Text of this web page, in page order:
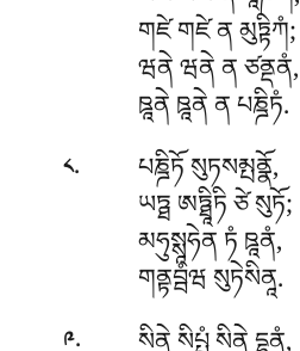
གཛེ གཛེ ན མུཏྟིཀཾ;
ཝནེ ཝནེ ན ཙནྡནཾ,
ཋཱནེ ཋཱནེ ན པཎྜིཏཾ.
༨. པཎྜིཏོ སུཏསམྤནྣོ,
ཡཏྠ ཨཏྠཱིཏི ཙེ སུཏོ;
མཧུསྶཱཧེནཏཾ ཋཱནཾ,
གནྟབྦཾཝ སུཏེསིནཱ.